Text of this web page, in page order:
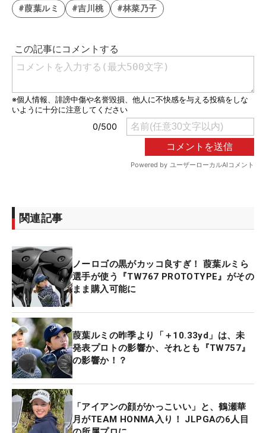
#葭葉ルミ
#吉川桃 #林菜乃子
関連記事
ノーロゴの黒がカッコ良すぎ！ 葭葉ルミら
選手が使う『TW767 PROTOTYPE』がその
まま購入可能に
葭葉ルミの昨季より「＋10.33yd」は、未
発表プロトの影響か、それとも『TW757』
の影響か！？
「アイアンの顔がかっこいい」と、鶴瀬華
月がTEAM HONMA入り！ JLPGAの6人目